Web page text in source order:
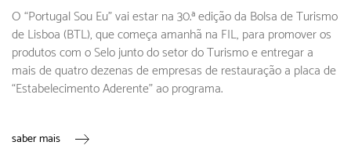
O “Portugal Sou Eu” vai estar na 30.ª edição da Bolsa de Turismo
de Lisboa (BTL), que começa amanhã na FIL, para promover os
produtos com o Selo junto do setor do Turismo e entregar a
mais de quatro dezenas de empresas de restauração a placa de
“Estabelecimento Aderente” ao programa.
saber mais